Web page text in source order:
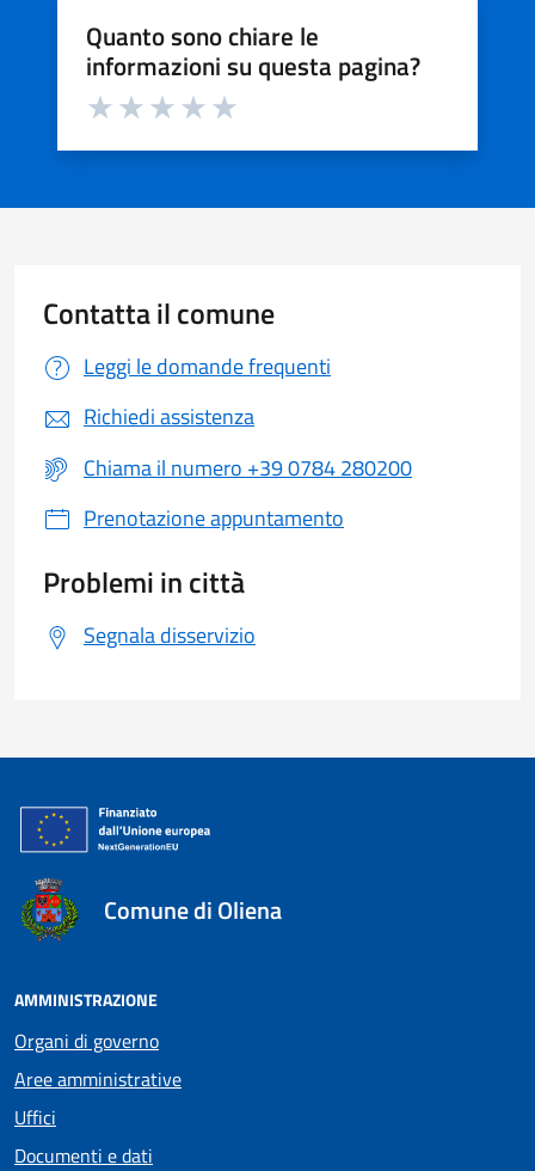
Quanto sono chiare le
informazioni su questa pagina?
Valuta da 1 a 5 stelle la pagina
Contatta il comune
Leggi le domande frequenti
Richiedi assistenza
Chiama il numero +39 0784 280200
Prenotazione appuntamento
Problemi in città
Segnala disservizio
Comune di Oliena
AMMINISTRAZIONE
Organi di governo
Aree amministrative
Uffici
Documenti e dati